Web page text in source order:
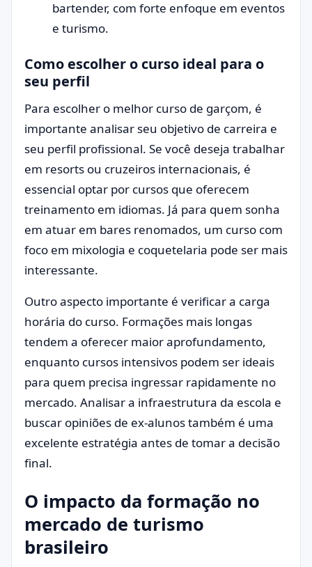
bartender, com forte enfoque em eventos
e turismo.
Como escolher o curso ideal para o
seu perfil
Para escolher o melhor curso de garçom, é
importante analisar seu objetivo de carreira e
seu perfil profissional. Se você deseja trabalhar
em resorts ou cruzeiros internacionais, é
essencial optar por cursos que oferecem
treinamento em idiomas. Já para quem sonha
em atuar em bares renomados, um curso com
foco em mixologia e coquetelaria pode ser mais
interessante.
Outro aspecto importante é verificar a carga
horária do curso. Formações mais longas
tendem a oferecer maior aprofundamento,
enquanto cursos intensivos podem ser ideais
para quem precisa ingressar rapidamente no
mercado. Analisar a infraestrutura da escola e
buscar opiniões de ex-alunos também é uma
excelente estratégia antes de tomar a decisão
final.
O impacto da formação no
mercado de turismo
brasileiro